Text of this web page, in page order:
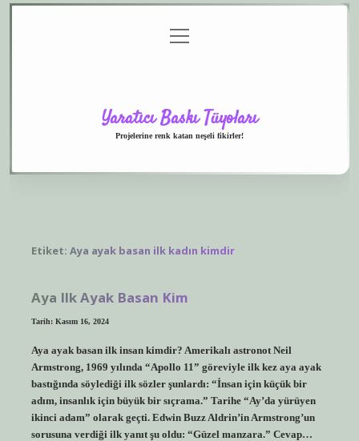
menüyü
aç
Yaratıcı Baskı Tüyoları
Projelerine renk katan neşeli fikirler!
Etiket: Aya ayak basan ilk kadın kimdir
Aya Ilk Ayak Basan Kim
Tarih: Kasım 16, 2024
Aya ayak basan ilk insan kimdir? Amerikalı astronot Neil
Armstrong, 1969 yılında “Apollo 11” göreviyle ilk kez aya ayak
bastığında söylediği ilk sözler şunlardı: “İnsan için küçük bir
adım, insanlık için büyük bir sıçrama.” Tarihe “Ay’da yürüyen
ikinci adam” olarak geçti. Edwin Buzz Aldrin’in Armstrong’un
sorusuna verdiği ilk yanıt şu oldu: “Güzel manzara.” Cevap…